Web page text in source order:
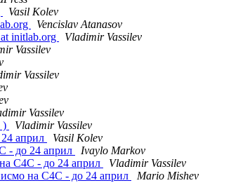
Vasil Kolev
Vencislav Atanasov
initlab.org
Vladimir Vassilev
Vassilev
Vassilev
Vassilev
)
Vladimir Vassilev
април
Vasil Kolev
- до 24 април
Ivaylo Markov
С4С - до 24 април
Vladimir Vassilev
на С4С - до 24 април
Mario Mishev